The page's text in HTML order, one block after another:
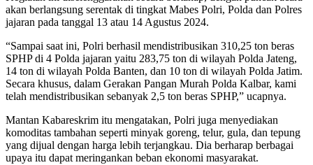
akan berlangsung serentak di tingkat Mabes Polri, Polda dan Polres
jajaran pada tanggal 13 atau 14 Agustus 2024.
“Sampai saat ini, Polri berhasil mendistribusikan 310,25 ton beras
SPHP di 4 Polda jajaran yaitu 283,75 ton di wilayah Polda Jateng,
14 ton di wilayah Polda Banten, dan 10 ton di wilayah Polda Jatim.
Secara khusus, dalam Gerakan Pangan Murah Polda Kalbar, kami
telah mendistribusikan sebanyak 2,5 ton beras SPHP,” ucapnya.
Mantan Kabareskrim itu mengatakan, Polri juga menyediakan
komoditas tambahan seperti minyak goreng, telur, gula, dan tepung
yang dijual dengan harga lebih terjangkau. Dia berharap berbagai
upaya itu dapat meringankan beban ekonomi masyarakat.